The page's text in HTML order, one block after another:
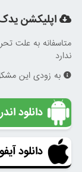
اپلیکشن
متاسفانه به علت
ندارد
به زودی این
دانلود
دانلود